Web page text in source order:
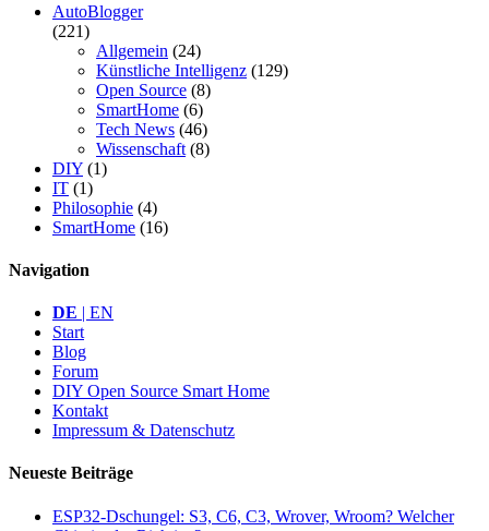
AutoBlogger
(221)
Allgemein (24)
Künstliche Intelligenz (129)
Open Source (8)
SmartHome (6)
Tech News (46)
Wissenschaft (8)
DIY (1)
IT (1)
Philosophie (4)
SmartHome (16)
Navigation
DE | EN
Start
Blog
Forum
DIY Open Source Smart Home
Kontakt
Impressum & Datenschutz
Neueste Beiträge
ESP32-Dschungel: S3, C6, C3, Wrover, Wroom? Welcher